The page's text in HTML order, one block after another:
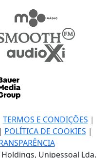
TERMOS E CONDIÇÕES |
| POLÍTICA DE COOKIES |
Unipessoal Lda.